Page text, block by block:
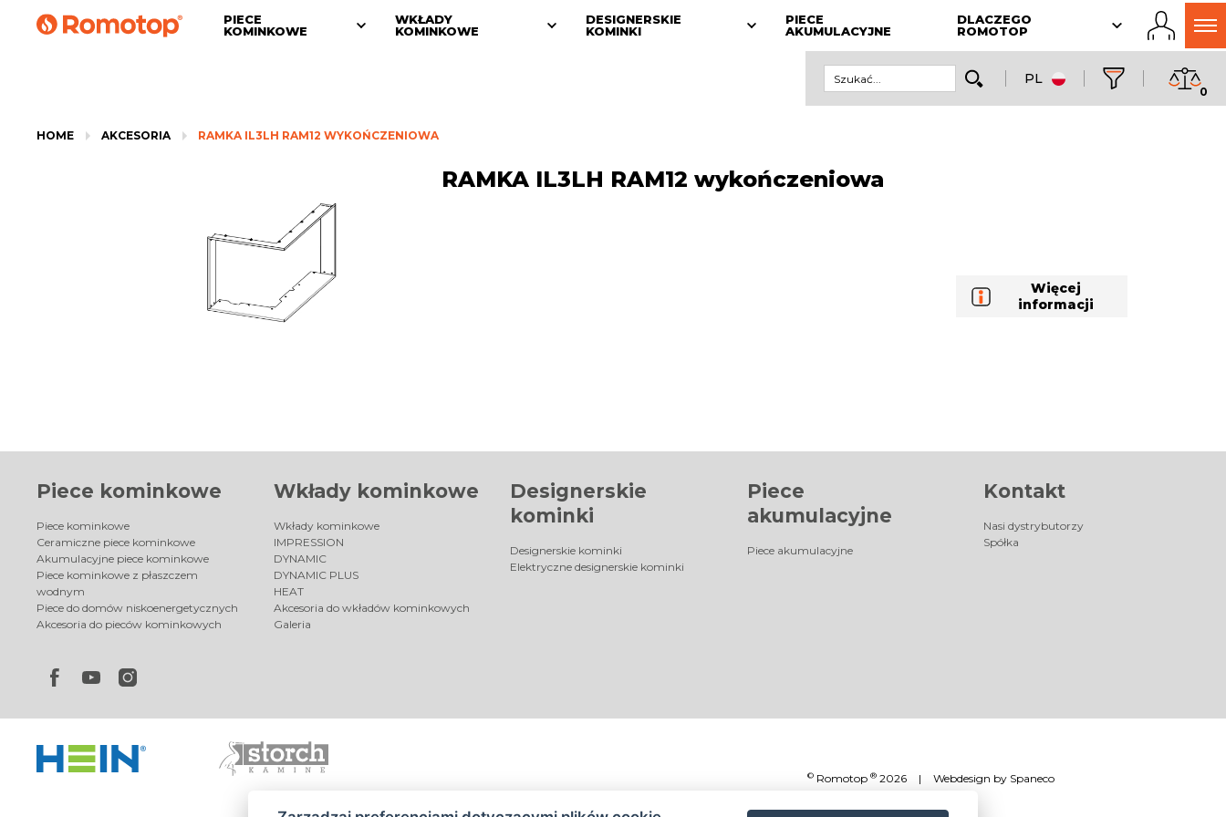
PIECE
KOMINKOWE
WKŁADY
KOMINKOWE
DESIGNERSKIE
KOMINKI
PIECE
AKUMULACYJNE
DLACZEGO
ROMOTOP
PL
0
HOME AKCESORIA RAMKA IL3LH RAM12 WYKOŃCZENIOWA
RAMKA IL3LH RAM12 wykończeniowa
Więcej
informacji
Piece kominkowe
Piece kominkowe
Ceramiczne piece kominkowe
Akumulacyjne piece kominkowe
Piece kominkowe z płaszczem
wodnym
Piece do domów niskoenergetycznych
Akcesoria do pieców kominkowych
Wkłady kominkowe
Wkłady kominkowe
IMPRESSION
DYNAMIC
DYNAMIC PLUS
HEAT
Akcesoria do wkładów kominkowych
Galeria
Designerskie
kominki
Designerskie kominki
Elektryczne designerskie kominki
Piece
akumulacyjne
Piece akumulacyjne
Kontakt
Nasi dystrybutorzy
Spółka
©Romotop ®2026 | Webdesign by Spaneco